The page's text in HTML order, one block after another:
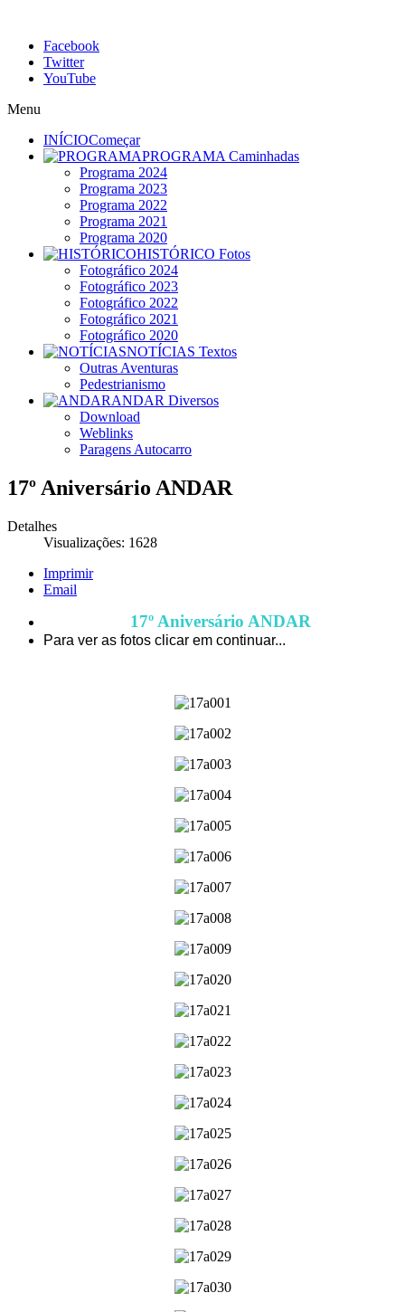
Facebook
Twitter
YouTube
Menu
INÍCIOComeçar
PROGRAMA Caminhadas
Programa 2024
Programa 2023
Programa 2022
Programa 2021
Programa 2020
HISTÓRICO Fotos
Fotográfico 2024
Fotográfico 2023
Fotográfico 2022
Fotográfico 2021
Fotográfico 2020
NOTÍCIAS Textos
Outras Aventuras
Pedestrianismo
ANDAR Diversos
Download
Weblinks
Paragens Autocarro
17º Aniversário ANDAR
Detalhes
Visualizações: 1628
Imprimir
Email
17º Aniversário ANDAR
Para ver as fotos clicar em continuar...